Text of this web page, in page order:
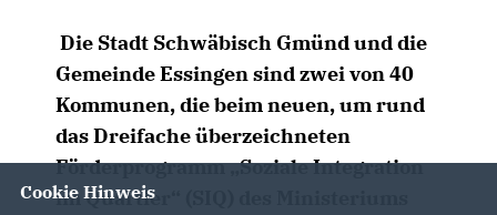
Die Stadt Schwäbisch Gmünd und die
Gemeinde Essingen sind zwei von 40
Kommunen, die beim neuen, um rund
das Dreifache überzeichneten
Förderprogramm „Soziale Integration
im Quartier“ (SIQ) des Ministeriums
Cookie Hinweis